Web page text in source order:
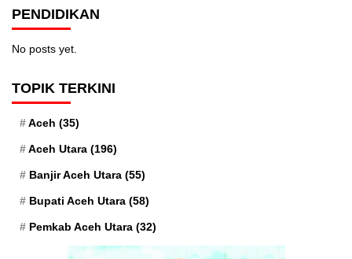
PENDIDIKAN
No posts yet.
TOPIK TERKINI
Aceh (35)
Aceh Utara (196)
Banjir Aceh Utara (55)
Bupati Aceh Utara (58)
Pemkab Aceh Utara (32)